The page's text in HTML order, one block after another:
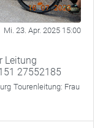
Mi. 23. Apr. 2025 15:00
Leitung
27552185
Tourenleitung: Frau